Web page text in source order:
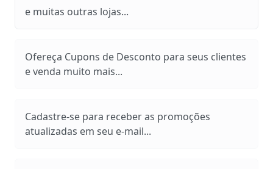
e muitas outras lojas...
Ofereça Cupons de Desconto para seus clientes
e venda muito mais...
Cadastre-se para receber as promoções
atualizadas em seu e-mail...